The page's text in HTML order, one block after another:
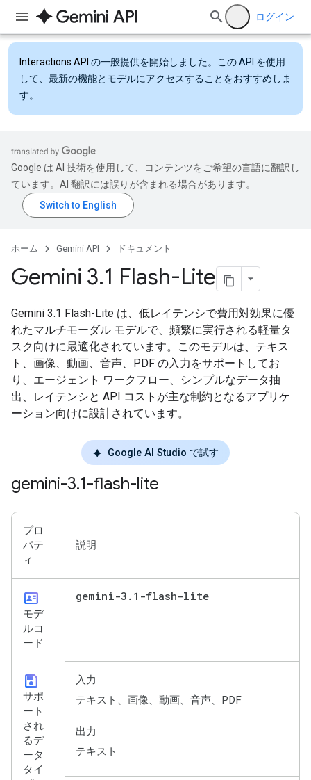
ログイン
Interactions API の一般提供を開始しました。この API を使用
して、最新の機能とモデルにアクセスすることをおすすめしま
す。
Google は AI 技術を使用して、コンテンツをご希望の言語に翻訳し
ています。AI 翻訳には誤りが含まれる場合があります。
ホーム Gemini API ドキュメント
Gemini 3.1 Flash-Lite
Gemini 3.1 Flash-Lite は、低レイテンシで費用対効果に優
れたマルチモーダル モデルで、頻繁に実行される軽量タ
スク向けに最適化されています。このモデルは、テキス
ト、画像、動画、音声、PDF の入力をサポートしてお
り、エージェント ワークフロー、シンプルなデータ抽
出、レイテンシと API コストが主な制約となるアプリケ
ーション向けに設計されています。
Google AI Studio で試す
gemini-3.1-flash-lite
プロ
パテ
ィ
説明
id_card
モデ
ルコ
ード
gemini-3 . 1-flash-lite
save
サポ
ート
され
るデ
ータ
タイ
入力
テキスト、画像、動画、音声、PDF
出力
テキスト